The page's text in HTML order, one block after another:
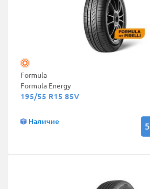
Formula
Formula Energy
195/55 R15 85V
Наличие